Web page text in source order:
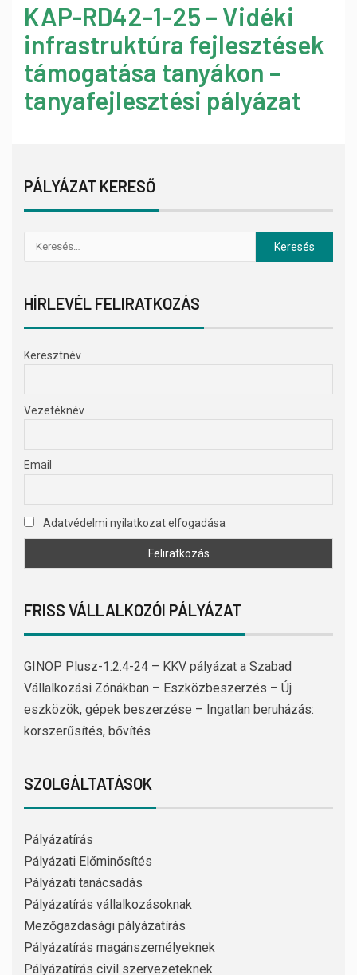
KAP-RD42-1-25 – Vidéki
infrastruktúra fejlesztések
támogatása tanyákon –
tanyafejlesztési pályázat
PÁLYÁZAT KERESŐ
HÍRLEVÉL FELIRATKOZÁS
Keresztnév
Vezetéknév
Email
Adatvédelmi nyilatkozat elfogadása
FRISS VÁLLALKOZÓI PÁLYÁZAT
GINOP Plusz-1.2.4-24 – KKV pályázat a Szabad
Vállalkozási Zónákban – Eszközbeszerzés – Új
eszközök, gépek beszerzése – Ingatlan beruházás:
korszerűsítés, bővítés
SZOLGÁLTATÁSOK
Pályázatírás
Pályázati Előminősítés
Pályázati tanácsadás
Pályázatírás vállalkozásoknak
Mezőgazdasági pályázatírás
Pályázatírás magánszemélyeknek
Pályázatírás civil szervezeteknek